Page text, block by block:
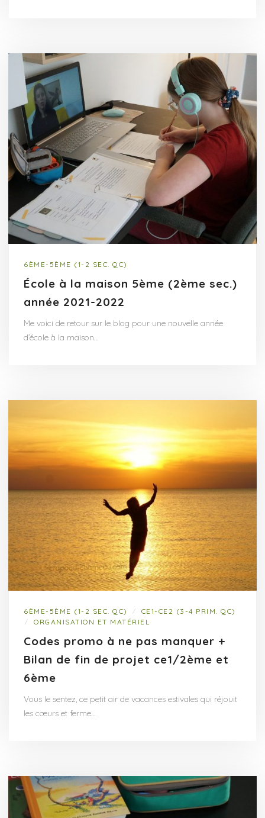
6ÈME-5ÈME (1-2 SEC. QC)
École à la maison 5ème (2ème sec.)
année 2021-2022
Me voici de retour sur le blog pour une nouvelle année
d’école à la maison…
6ÈME-5ÈME (1-2 SEC. QC) / CE1-CE2 (3-4 PRIM. QC)
/ ORGANISATION ET MATÉRIEL
Codes promo à ne pas manquer +
Bilan de fin de projet ce1/2ème et
6ème
Vous le sentez, ce petit air de vacances estivales qui réjouit
les cœurs et ferme…